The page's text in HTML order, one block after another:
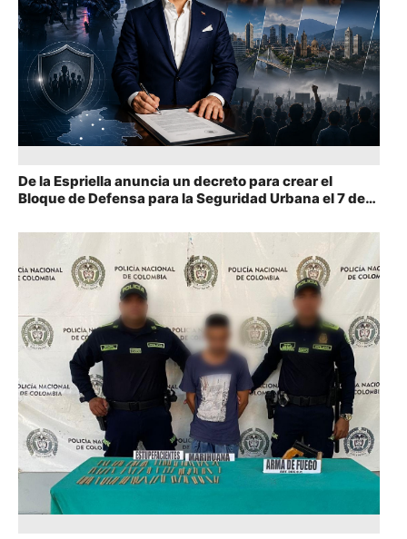
De la Espriella anuncia un decreto para crear el
Bloque de Defensa para la Seguridad Urbana el 7 de